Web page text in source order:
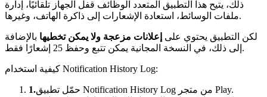
ذلك، يتيح هذا التطبيق المتعدد الوظائف قفل الجهاز تلقائيًا، إدارة
ملفات الوسائط، استعادة الإشعارات إلى ذاكرة الهاتف، وغيرها.
لكن التطبيق يحتوي على إعلانات مزعجة ولا يمكن تخطيها بالإضافة
إلى ذلك، في النسخة المجانية يمكن تتبع وحفظ 25 إشعارًا فقط.
كيفية استخدام Notification History Log:
1.
حمّل تطبيق Notification History Log من متجر Play.